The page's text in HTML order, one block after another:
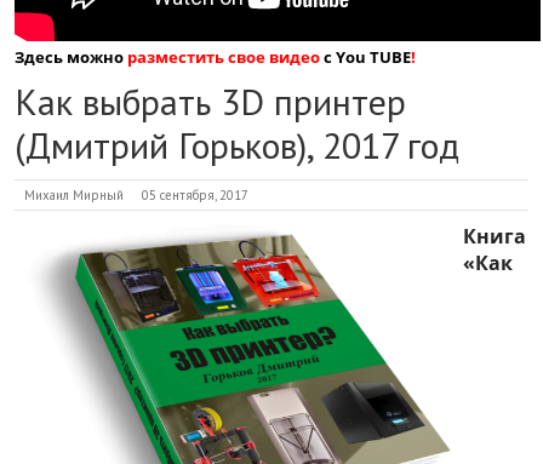
Здесь можно разместить свое видеос You TUBE!
Как выбрать 3D принтер
(Дмитрий Горьков), 2017 год
Михаил Мирный 05 сентября, 2017
Книга
«Как